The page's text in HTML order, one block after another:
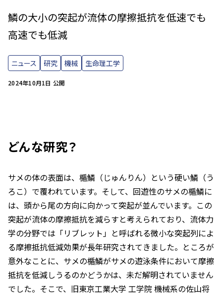
2024年10月1日 公開
鱗の大小の突起が流体の摩擦抵抗を低速でも
高速でも低減
ニュース 研究 機械 生命理工学
どんな研究？
サメの体の表面は、楯鱗（じゅんりん）という硬い鱗（う
ろこ）で覆われています。そして、回遊性のサメの楯鱗に
は、頭から尾の方向に向かって突起が並んでいます。この
突起が流体の摩擦抵抗を減らすと考えられており、流体力
学の分野では「リブレット」と呼ばれる微小な突起列によ
る摩擦抵抗低減効果が長年研究されてきました。ところが
意外なことに、サメの楯鱗がサメの遊泳条件において摩擦
抵抗を低減しうるのかどうかは、未だ解明されていません
でした。そこで、旧東京工業大学 工学院 機械系の佐山将